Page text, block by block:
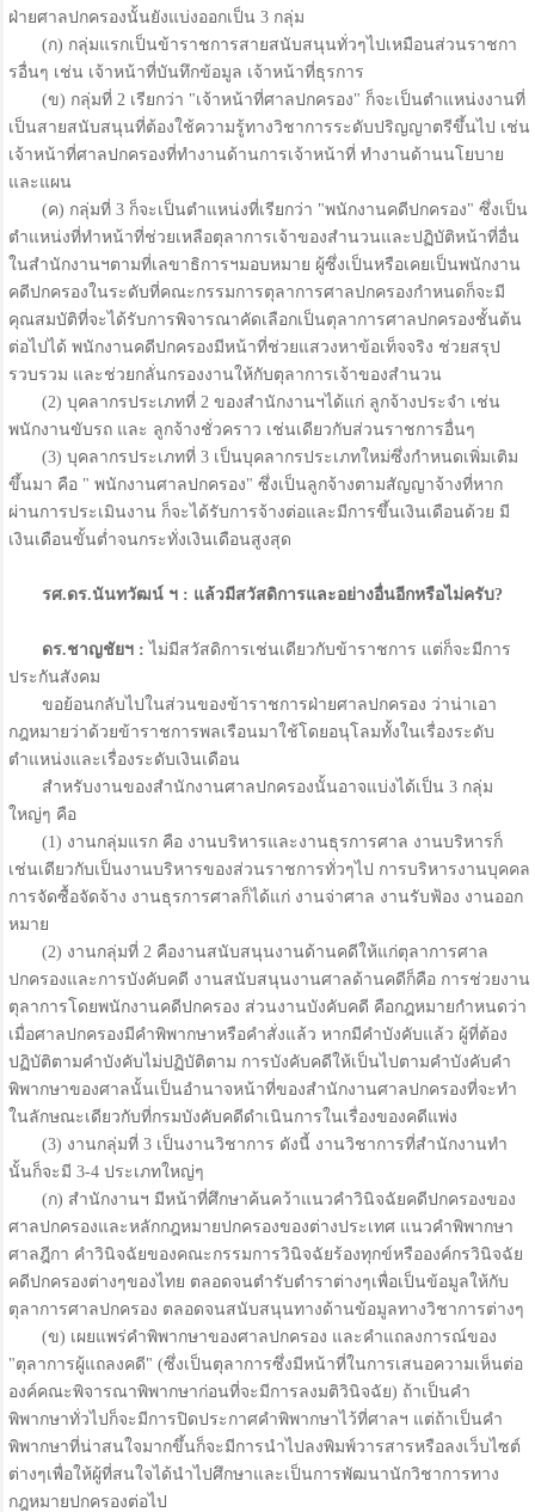
ฝ่ายศาลปกครองนั้นยังแบ่งออกเป็น 3 กลุ่ม
(ก) กลุ่มแรกเป็นข้าราชการสายสนับสนุนทั่วๆไปเหมือนส่วนราชกา
รอื่นๆ เช่น เจ้าหน้าที่บันทึกข้อมูล เจ้าหน้าที่ธุรการ
(ข) กลุ่มที่ 2 เรียกว่า "เจ้าหน้าที่ศาลปกครอง" ก็จะเป็นตำแหน่งงานที่
เป็นสายสนับสนุนที่ต้องใช้ความรู้ทางวิชาการระดับปริญญาตรีขึ้นไป เช่น
เจ้าหน้าที่ศาลปกครองที่ทำงานด้านการเจ้าหน้าที่ ทำงานด้านนโยบาย
และแผน
(ค) กลุ่มที่ 3 ก็จะเป็นตำแหน่งที่เรียกว่า "พนักงานคดีปกครอง" ซึ่งเป็น
ตำแหน่งที่ทำหน้าที่ช่วยเหลือตุลาการเจ้าของสำนวนและปฏิบัติหน้าที่อื่น
ในสำนักงานฯตามที่เลขาธิการฯมอบหมาย ผู้ซึ่งเป็นหรือเคยเป็นพนักงาน
คดีปกครองในระดับที่คณะกรรมการตุลาการศาลปกครองกำหนดก็จะมี
คุณสมบัติที่จะได้รับการพิจารณาคัดเลือกเป็นตุลาการศาลปกครองชั้นต้น
ต่อไปได้ พนักงานคดีปกครองมีหน้าที่ช่วยแสวงหาข้อเท็จจริง ช่วยสรุป
รวบรวม และช่วยกลั่นกรองงานให้กับตุลาการเจ้าของสำนวน
(2) บุคลากรประเภทที่ 2 ของสำนักงานฯได้แก่ ลูกจ้างประจำ เช่น
พนักงานขับรถ และ ลูกจ้างชั่วคราว เช่นเดียวกับส่วนราชการอื่นๆ
(3) บุคลากรประเภทที่ 3 เป็นบุคลากรประเภทใหม่ซึ่งกำหนดเพิ่มเติม
ขึ้นมา คือ " พนักงานศาลปกครอง" ซึ่งเป็นลูกจ้างตามสัญญาจ้างที่หาก
ผ่านการประเมินงาน ก็จะได้รับการจ้างต่อและมีการขึ้นเงินเดือนด้วย มี
เงินเดือนขั้นต่ำจนกระทั่งเงินเดือนสูงสุด
รศ.ดร.นันทวัฒน์ ฯ : แล้วมีสวัสดิการและอย่างอื่นอีกหรือไม่ครับ?
ดร.ชาญชัยฯ : ไม่มีสวัสดิการเช่นเดียวกับข้าราชการ แต่ก็จะมีการ
ประกันสังคม
ขอย้อนกลับไปในส่วนของข้าราชการฝ่ายศาลปกครอง ว่าน่าเอา
กฎหมายว่าด้วยข้าราชการพลเรือนมาใช้โดยอนุโลมทั้งในเรื่องระดับ
ตำแหน่งและเรื่องระดับเงินเดือน
สำหรับงานของสำนักงานศาลปกครองนั้นอาจแบ่งได้เป็น 3 กลุ่ม
ใหญ่ๆ คือ
(1) งานกลุ่มแรก คือ งานบริหารและงานธุรการศาล งานบริหารก็
เช่นเดียวกับเป็นงานบริหารของส่วนราชการทั่วๆไป การบริหารงานบุคคล
การจัดซื้อจัดจ้าง งานธุรการศาลก็ได้แก่ งานจ่าศาล งานรับฟ้อง งานออก
หมาย
(2) งานกลุ่มที่ 2 คืองานสนับสนุนงานด้านคดีให้แก่ตุลาการศาล
ปกครองและการบังคับคดี งานสนับสนุนงานศาลด้านคดีก็คือ การช่วยงาน
ตุลาการโดยพนักงานคดีปกครอง ส่วนงานบังคับคดี คือกฎหมายกำหนดว่า
เมื่อศาลปกครองมีคำพิพากษาหรือคำสั่งแล้ว หากมีคำบังคับแล้ว ผู้ที่ต้อง
ปฏิบัติตามคำบังคับไม่ปฏิบัติตาม การบังคับคดีให้เป็นไปตามคำบังคับคำ
พิพากษาของศาลนั้นเป็นอำนาจหน้าที่ของสำนักงานศาลปกครองที่จะทำ
ในลักษณะเดียวกับที่กรมบังคับคดีดำเนินการในเรื่องของคดีแพ่ง
(3) งานกลุ่มที่ 3 เป็นงานวิชาการ ดังนี้ งานวิชาการที่สำนักงานทำ
นั้นก็จะมี 3-4 ประเภทใหญ่ๆ
(ก) สำนักงานฯ มีหน้าที่ศึกษาค้นคว้าแนวคำวินิจฉัยคดีปกครองของ
ศาลปกครองและหลักกฎหมายปกครองของต่างประเทศ แนวคำพิพากษา
ศาลฎีกา คำวินิจฉัยของคณะกรรมการวินิจฉัยร้องทุกข์หรือองค์กรวินิจฉัย
คดีปกครองต่างๆของไทย ตลอดจนตำรับตำราต่างๆเพื่อเป็นข้อมูลให้กับ
ตุลาการศาลปกครอง ตลอดจนสนับสนุนทางด้านข้อมูลทางวิชาการต่างๆ
(ข) เผยแพร่คำพิพากษาของศาลปกครอง และคำแถลงการณ์ของ
"ตุลาการผู้แถลงคดี" (ซึ่งเป็นตุลาการซึ่งมีหน้าที่ในการเสนอความเห็นต่อ
องค์คณะพิจารณาพิพากษาก่อนที่จะมีการลงมติวินิจฉัย) ถ้าเป็นคำ
พิพากษาทั่วไปก็จะมีการปิดประกาศคำพิพากษาไว้ที่ศาลฯ แต่ถ้าเป็นคำ
พิพากษาที่น่าสนใจมากขึ้นก็จะมีการนำไปลงพิมพ์วารสารหรือลงเว็บไซต์
ต่างๆเพื่อให้ผู้ที่สนใจได้นำไปศึกษาและเป็นการพัฒนานักวิชาการทาง
กฎหมายปกครองต่อไป